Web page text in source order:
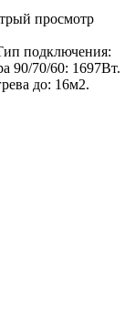
просмотр
подключения:
90/70/60: 1697Вт.
до: 16м2.